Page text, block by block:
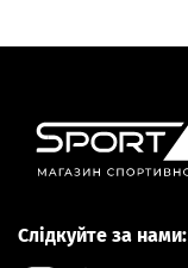
Слідкуйте за нами: